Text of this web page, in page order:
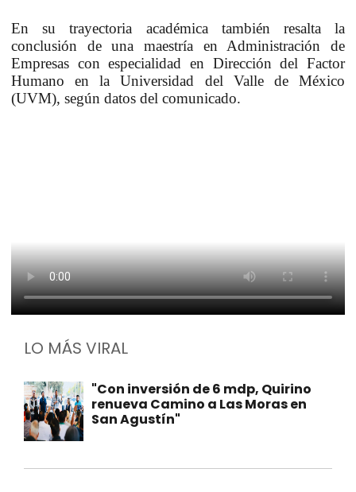
En su trayectoria académica también resalta la
conclusión de una maestría en Administración de
Empresas con especialidad en Dirección del Factor
Humano en la Universidad del Valle de México
(UVM), según datos del comunicado.
LO MÁS VIRAL
"Con inversión de 6 mdp, Quirino
renueva Camino a Las Moras en
San Agustín"